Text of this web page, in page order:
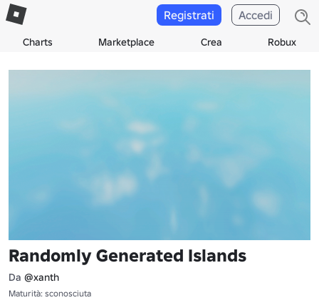
Charts Marketplace Crea Robux
Registrati Accedi
Randomly Generated Islands
Da @xanth
Maturità: sconosciuta